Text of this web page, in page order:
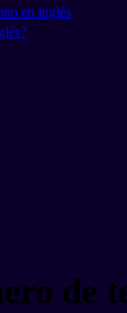
en inglés
de